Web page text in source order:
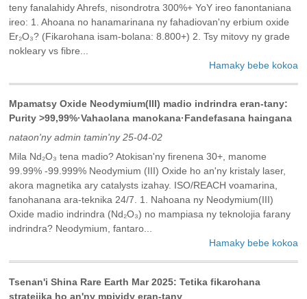
teny fanalahidy Ahrefs, nisondrotra 300%+ YoY ireo fanontaniana
ireo: 1. Ahoana no hanamarinana ny fahadiovan'ny erbium oxide
Er₂O₃? (Fikarohana isam-bolana: 8.800+) 2. Tsy mitovy ny grade
nokleary vs fibre...
Hamaky bebe kokoa
‌Mpamatsy Oxide Neodymium(III) madio indrindra eran-tany:
Purity >99,99%·Vahaolana manokana·Fandefasana haingana
nataon'ny admin tamin'ny 25-04-02
Mila Nd₂O₃ tena madio? Atokisan'ny firenena 30+, manome
99.99% -99.999% Neodymium (III) Oxide ho an'ny kristaly laser,
akora magnetika ary catalysts izahay. ISO/REACH voamarina,
fanohanana ara-teknika 24/7. 1. Nahoana ny Neodymium(III)
Oxide madio indrindra (Nd₂O₃) no mampiasa ny teknolojia farany
indrindra? Neodymium, fantaro...
Hamaky bebe kokoa
Tsenan'i Shina Rare Earth Mar 2025: Tetika fikarohana
stratejika ho an'ny mpividy eran-tany